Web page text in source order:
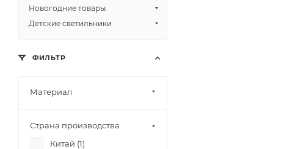
Новогодние товары
Детские светильники
ФИЛЬТР
Материал
Страна производства
Китай (1)